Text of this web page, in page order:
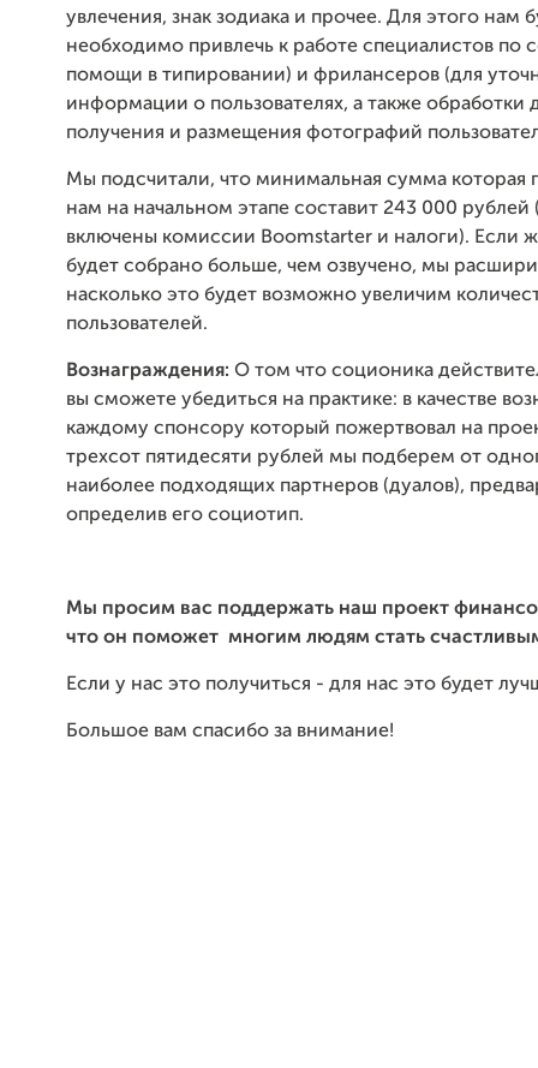
увлечения, знак зодиака и прочее. Для этого нам
необходимо привлечь к работе специалистов по
помощи в типировании) и фрилансеров (для
информации о пользователях, а также обработки
получения и размещения фотографий
Мы подсчитали, что минимальная сумма которая
нам на начальном этапе составит 243 000 рублей
включены комиссии Boomstarter и налоги). Если
будет собрано больше, чем озвучено, мы
насколько это будет возможно увеличим
пользователей.
Вознаграждения: О том что соционика
вы сможете убедиться на практике: в качестве
каждому спонсору который пожертвовал на
трехсот пятидесяти рублей мы подберем от
наиболее подходящих партнеров (дуалов),
определив его социотип.
Мы просим вас поддержать наш проект
что он поможет многим людям стать
Если у нас это получиться - для нас это будет
Большое вам спасибо за внимание!